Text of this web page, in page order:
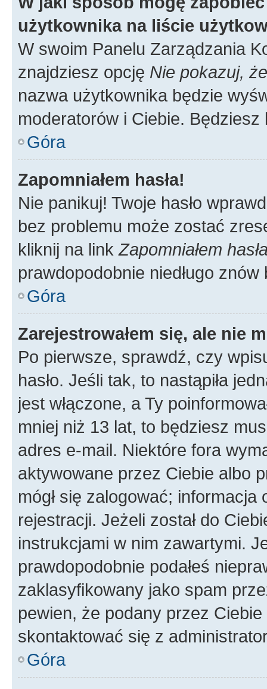
użytkownika na liście
W swoim Panelu Zarządzania
znajdziesz opcję Nie pokazuj,
nazwa użytkownika będzie
moderatorów i Ciebie.
Góra
Zapomniałem hasła!
Nie panikuj! Twoje hasło
bez problemu może zostać
kliknij na link Zapomniałem
prawdopodobnie niedługo
Góra
Zarejestrowałem się, ale nie
Po pierwsze, sprawdź, czy
hasło. Jeśli tak, to nastąpiła
jest włączone, a Ty
mniej niż 13 lat, to będziesz
adres e-mail. Niektóre fora
aktywowane przez Ciebie albo
mógł się zalogować;
rejestracji. Jeżeli został do
instrukcjami w nim zawartymi.
prawdopodobnie podałeś
zaklasyfikowany jako spam
pewien, że podany przez
skontaktować się z
Góra